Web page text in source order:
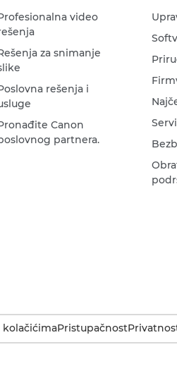
video
za snimanje
rešenja i
Canon
partnera.
kolačićimaPristupačnost